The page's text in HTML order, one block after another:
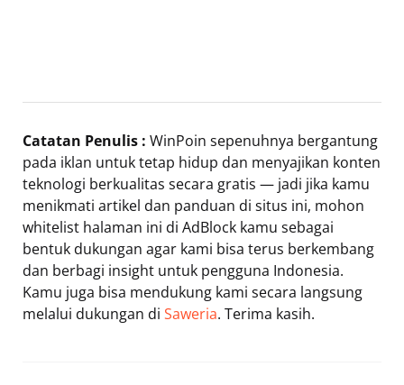
Catatan Penulis : WinPoin sepenuhnya bergantung
pada iklan untuk tetap hidup dan menyajikan konten
teknologi berkualitas secara gratis — jadi jika kamu
menikmati artikel dan panduan di situs ini, mohon
whitelist halaman ini di AdBlock kamu sebagai
bentuk dukungan agar kami bisa terus berkembang
dan berbagi insight untuk pengguna Indonesia.
Kamu juga bisa mendukung kami secara langsung
melalui dukungan di Saweria. Terima kasih.